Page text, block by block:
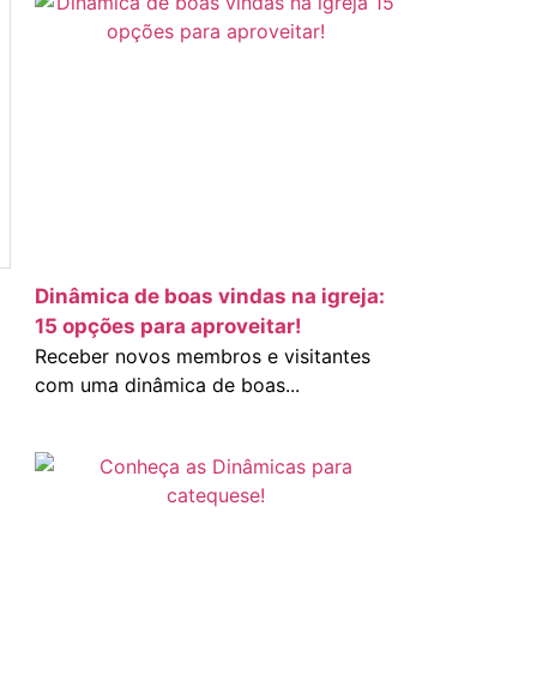
Dinâmica de boas vindas na igreja:
15 opções para aproveitar!
Receber novos membros e visitantes
com uma dinâmica de boas...